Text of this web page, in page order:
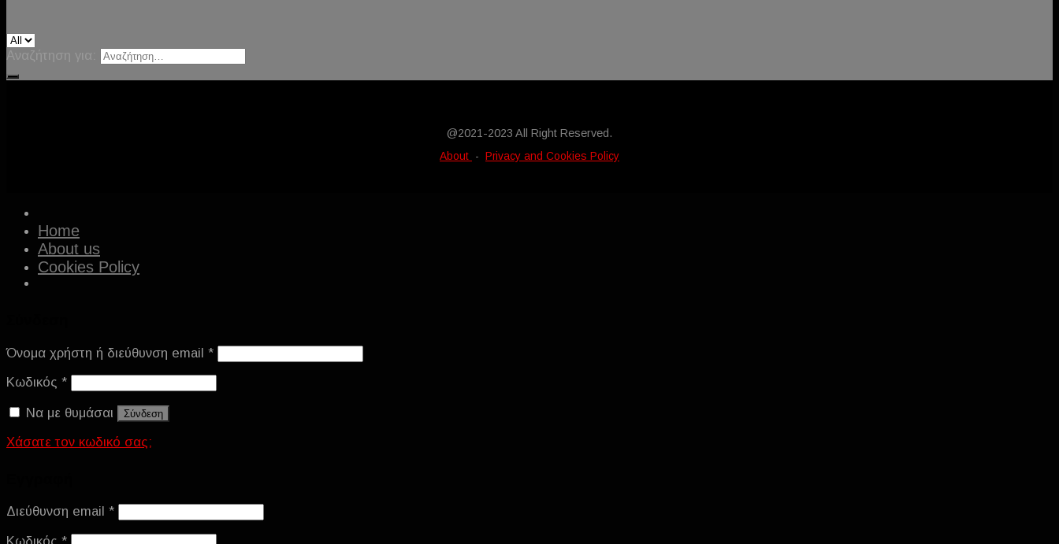
Αναζήτηση για:
@2021-2023 All Right Reserved.
About - Privacy and Cookies Policy
Home
About us
Cookies Policy
Όνομα χρήστη ή διεύθυνση email *
Κωδικός *
Να με θυμάσαι Σύνδεση
Χάσατε τον κωδικό σας;
Διεύθυνση email *